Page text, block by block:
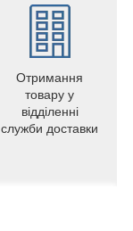
Отримання
товару у
відділенні
служби доставки